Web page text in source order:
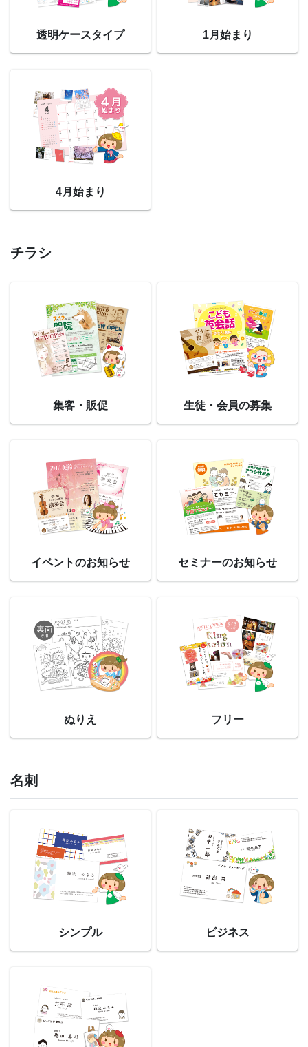
透明ケースタイプ 1月始まり
4月始まり
チラシ
集客・販促 生徒・会員の募集
イベントのお知らせ セミナーのお知らせ
ぬりえ フリー
名刺
シンプル ビジネス